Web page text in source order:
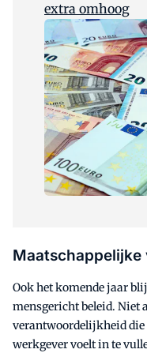
extra omhoog
Ook het komende jaar
mensgericht beleid. Niet
verantwoordelijkheid
werkgever voelt in te